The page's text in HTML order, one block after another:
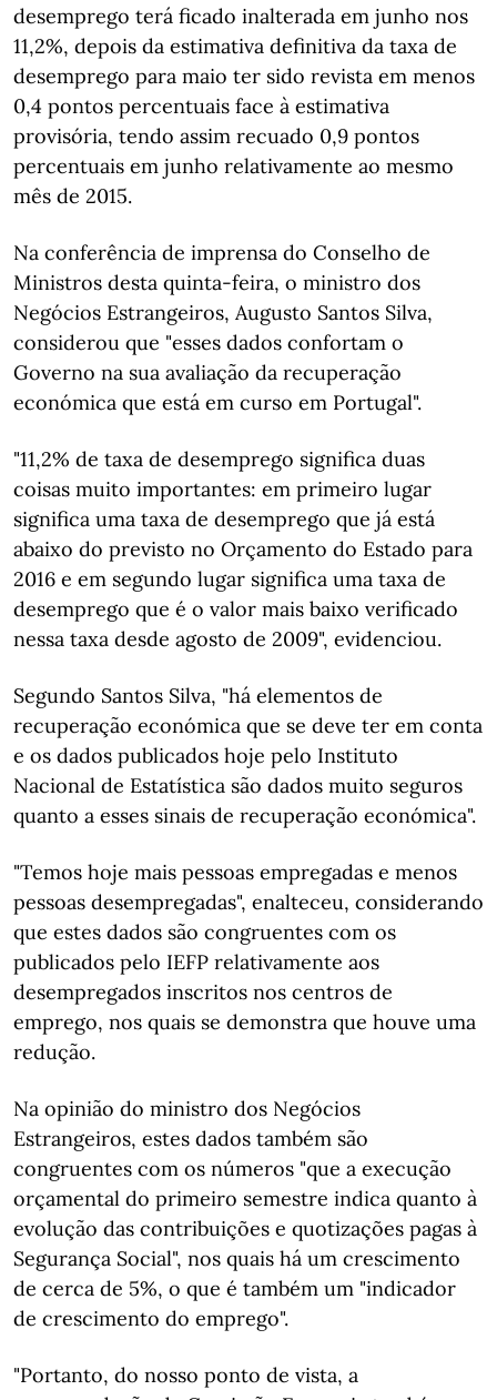
desemprego terá ficado inalterada em junho nos
11,2%, depois da estimativa definitiva da taxa de
desemprego para maio ter sido revista em menos
0,4 pontos percentuais face à estimativa
provisória, tendo assim recuado 0,9 pontos
percentuais em junho relativamente ao mesmo
mês de 2015.
Na conferência de imprensa do Conselho de
Ministros desta quinta-feira, o ministro dos
Negócios Estrangeiros, Augusto Santos Silva,
considerou que "esses dados confortam o
Governo na sua avaliação da recuperação
económica que está em curso em Portugal".
"11,2% de taxa de desemprego significa duas
coisas muito importantes: em primeiro lugar
significa uma taxa de desemprego que já está
abaixo do previsto no Orçamento do Estado para
2016 e em segundo lugar significa uma taxa de
desemprego que é o valor mais baixo verificado
nessa taxa desde agosto de 2009", evidenciou.
Segundo Santos Silva, "há elementos de
recuperação económica que se deve ter em conta
e os dados publicados hoje pelo Instituto
Nacional de Estatística são dados muito seguros
quanto a esses sinais de recuperação económica".
"Temos hoje mais pessoas empregadas e menos
pessoas desempregadas", enalteceu, considerando
que estes dados são congruentes com os
publicados pelo IEFP relativamente aos
desempregados inscritos nos centros de
emprego, nos quais se demonstra que houve uma
redução.
Na opinião do ministro dos Negócios
Estrangeiros, estes dados também são
congruentes com os números "que a execução
orçamental do primeiro semestre indica quanto à
evolução das contribuições e quotizações pagas à
Segurança Social", nos quais há um crescimento
de cerca de 5%, o que é também um "indicador
de crescimento do emprego".
"Portanto, do nosso ponto de vista, a